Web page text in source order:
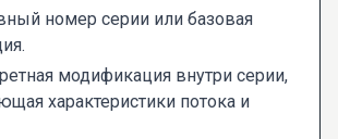
номер серии или базовая
модификация внутри серии,
характеристики потока и